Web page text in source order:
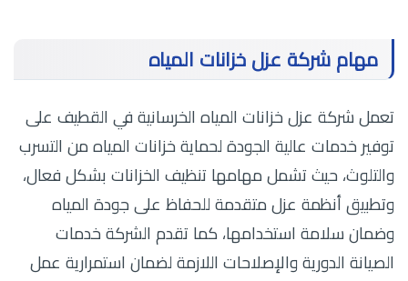
مهام شركة عزل خزانات المياه
تعمل شركة عزل خزانات المياه الخرسانية في القطيف على
توفير خدمات عالية الجودة لحماية خزانات المياه من التسرب
والتلوث، حيث تشمل مهامها تنظيف الخزانات بشكل فعال،
وتطبيق أنظمة عزل متقدمة للحفاظ على جودة المياه
وضمان سلامة استخدامها، كما تقدم الشركة خدمات
الصيانة الدورية والإصلاحات اللازمة لضمان استمرارية عمل